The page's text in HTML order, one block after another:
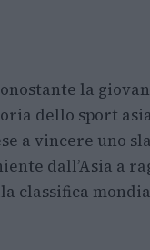
la
dello sport
a vincere uno
dall’Asia a
classifica